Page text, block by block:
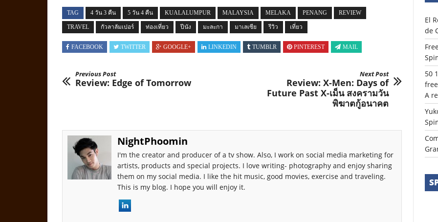
TAG 4 วัน 3 คืน 5 วัน 4 คืน KUALALUMPUR MALAYSIA MELAKA PENANG REVIEW
TRAVEL กัวลาลัมเปอร์ ท่องเที่ยว ปีนัง มะละกา มาเลเซีย รีวิว เที่ยว
FACEBOOK TWITTER GOOGLE+ LINKEDIN TUMBLR PINTEREST MAIL
Previous Post
Review: Edge of Tomorrow
Next Post
Review: X-Men: Days of
Future Past X-เม็น สงครามวัน
พิฆาตกู้อนาคต
NightPhoomin
I'm the creator and producer of a tv show. Also, I work on social media marketing for
artists, products and special projects. I love writing- photography and enjoy sharing
them on my social media. I like the hit music, good movies, exercise and traveling.
This is my blog. I hope you will enjoy it.
El
de
50
A